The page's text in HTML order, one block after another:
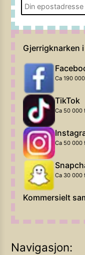
Gjerrigknarken
Ca 190
TikTok
Ca 50 000
Ca 50 000
Ca 30 000
Kommersielt
Navigasjon: